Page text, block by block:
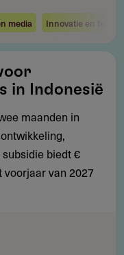
media Innovatie en
in Indonesië
maanden in
biedt €
voorjaar van 2027